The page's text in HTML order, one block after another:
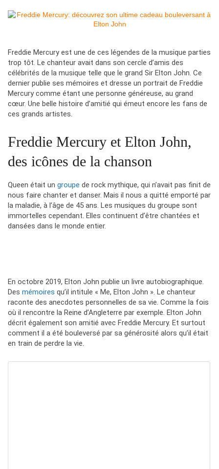
Freddie Mercury est une de ces légendes de la musique parties
trop tôt. Le chanteur avait dans son cercle d’amis des
célébrités de la musique telle que le grand Sir Elton John. Ce
dernier publie ses mémoires et dresse un portrait de Freddie
Mercury comme étant une personne généreuse, au grand
cœur. Une belle histoire d’amitié qui émeut encore les fans de
ces grands artistes.
Freddie Mercury et Elton John,
des icônes de la chanson
Queen était un groupe de rock mythique, qui n’avait pas finit de
nous faire chanter et danser. Mais il nous a quitté emporté par
la maladie, à l’âge de 45 ans. Les musiques du groupe sont
immortelles cependant. Elles continuent d’être chantées et
dansées dans le monde entier.
En octobre 2019, Elton John publie un livre autobiographique.
Des mémoires qu’il intitule « Me, Elton John ». Le chanteur
raconte des anecdotes personnelles de sa vie. Comme la fois
où il rencontre la Reine d’Angleterre par exemple. Elton John
décrit également son amitié avec Freddie Mercury. Et surtout
comment il a été bouleversé par sa générosité alors qu’il était
en train de perdre la vie.